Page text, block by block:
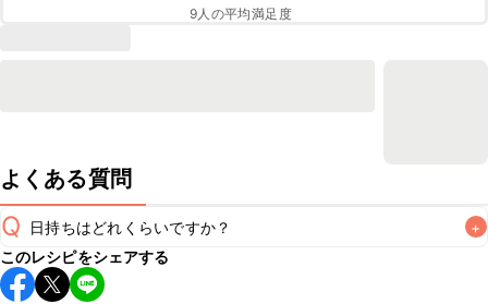
9人の平均満足度
よくある質問
Q 日持ちはどれくらいですか？ +
保存期間は冷蔵で2~3日が目安です。なるべくお早めにお召
し上がりください。
このレシピをシェアする